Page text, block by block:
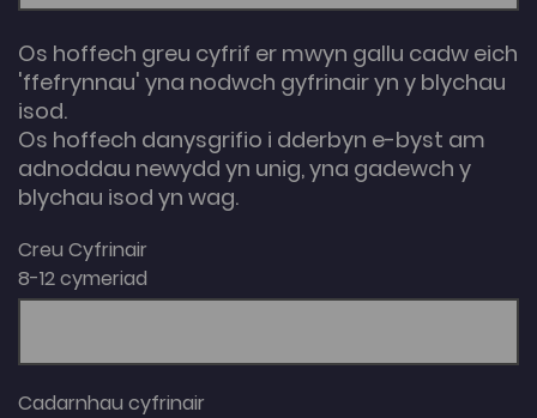
Os hoffech greu cyfrif er mwyn gallu cadw eich
'ffefrynnau' yna nodwch gyfrinair yn y blychau
isod.
Os hoffech danysgrifio i dderbyn e-byst am
adnoddau newydd yn unig, yna gadewch y
blychau isod yn wag.
Creu Cyfrinair
8-12 cymeriad
Cadarnhau cyfrinair